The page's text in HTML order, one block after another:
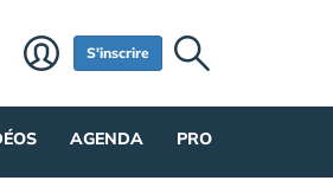
S'inscrire
AGENDA PRO